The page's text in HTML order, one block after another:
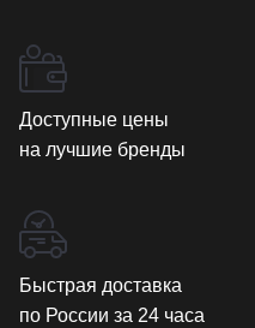
Доступные цены
на лучшие бренды
Быстрая доставка
по России за 24 часа